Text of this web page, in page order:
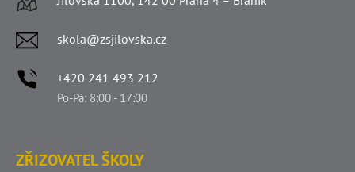
skola@zsjilovska.cz
+420 241 493 212
Po-Pá: 8:00 - 17:00
ZŘIZOVATEL ŠKOLY